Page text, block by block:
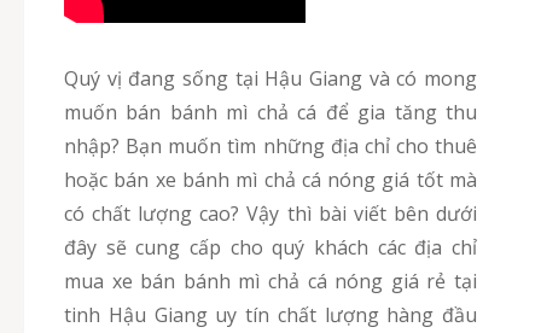
Quý vị đang sống tại Hậu Giang và có mong
muốn bán bánh mì chả cá để gia tăng thu
nhập? Bạn muốn tìm những địa chỉ cho thuê
hoặc bán xe bánh mì chả cá nóng giá tốt mà
có chất lượng cao? Vậy thì bài viết bên dưới
đây sẽ cung cấp cho quý khách các địa chỉ
mua xe bán bánh mì chả cá nóng giá rẻ tại
tinh Hậu Giang uy tín chất lượng hàng đầu